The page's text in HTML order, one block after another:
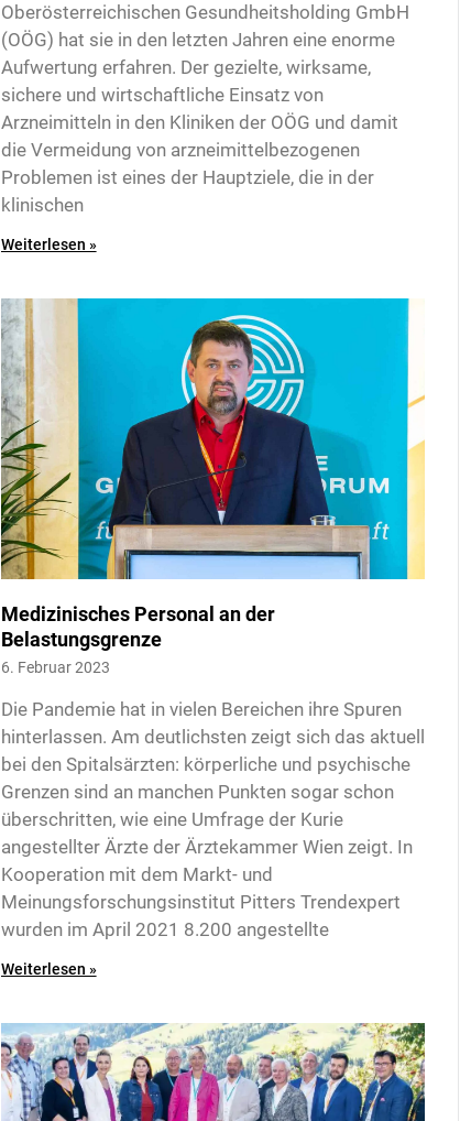
Oberösterreichischen Gesundheitsholding GmbH
(OÖG) hat sie in den letzten Jahren eine enorme
Aufwertung erfahren. Der gezielte, wirksame,
sichere und wirtschaftliche Einsatz von
Arzneimitteln in den Kliniken der OÖG und damit
die Vermeidung von arzneimittelbezogenen
Problemen ist eines der Hauptziele, die in der
klinischen
Weiterlesen »
Medizinisches Personal an der
Belastungsgrenze
6. Februar 2023
Die Pandemie hat in vielen Bereichen ihre Spuren
hinterlassen. Am deutlichsten zeigt sich das aktuell
bei den Spitalsärzten: körperliche und psychische
Grenzen sind an manchen Punkten sogar schon
überschritten, wie eine Umfrage der Kurie
angestellter Ärzte der Ärztekammer Wien zeigt. In
Kooperation mit dem Markt- und
Meinungsforschungsinstitut Pitters Trendexpert
wurden im April 2021 8.200 angestellte
Weiterlesen »